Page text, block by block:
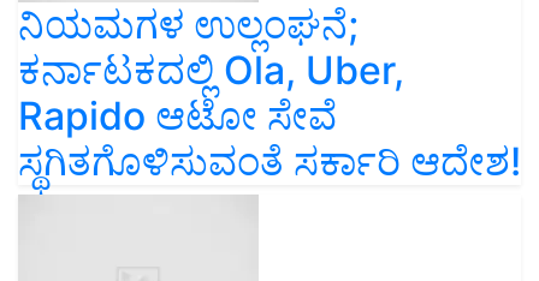
ನಿಯಮಗಳ ಉಲ್ಲಂಘನೆ;
ಕರ್ನಾಟಕದಲ್ಲಿ Ola, Uber,
Rapido ಆಟೋ ಸೇವೆ
ಸ್ಥಗಿತಗೊಳಿಸುವಂತೆ ಸರ್ಕಾರಿ ಆದೇಶ!